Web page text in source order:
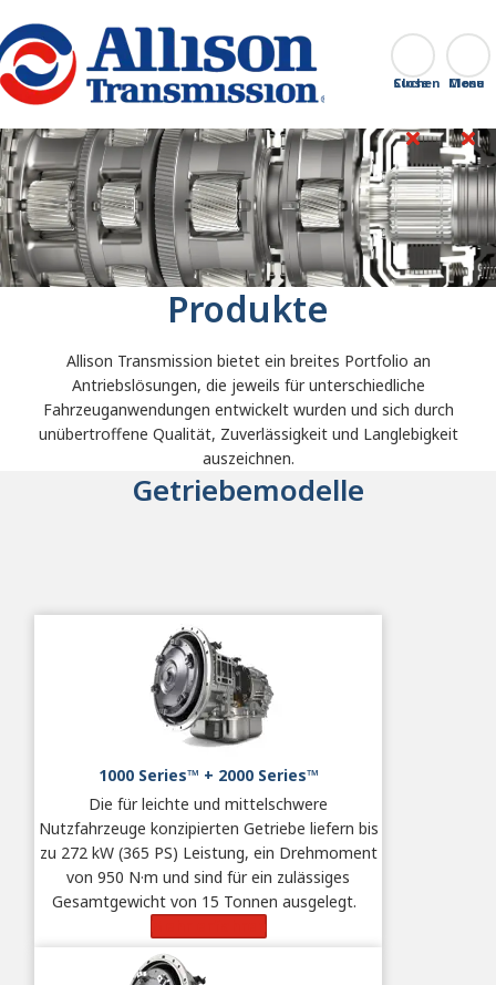
Go Home Suchen
Close
Produkte
Allison Transmission bietet ein breites Portfolio an
Antriebslösungen, die jeweils für unterschiedliche
Fahrzeuganwendungen entwickelt wurden und sich durch
unübertroffene Qualität, Zuverlässigkeit und Langlebigkeit
auszeichnen.
Getriebemodelle
1000 Series™ + 2000 Series™
Die für leichte und mittelschwere
Nutzfahrzeuge konzipierten Getriebe liefern bis
zu 272 kW (365 PS) Leistung, ein Drehmoment
von 950 N·m und sind für ein zulässiges
Gesamtgewicht von 15 Tonnen ausgelegt.